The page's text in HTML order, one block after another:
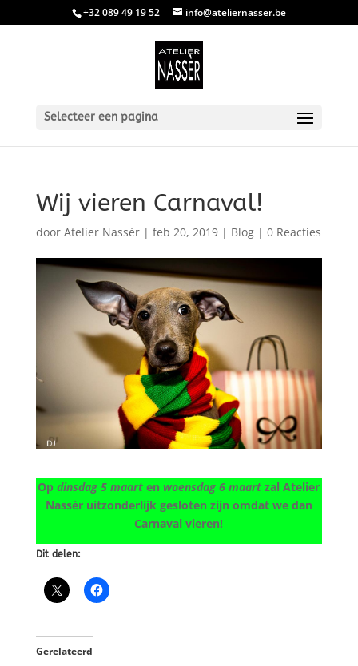
+32 089 49 19 52 info@ateliernasser.be
Selecteer een pagina
Wij vieren Carnaval!
door Atelier Nassér| feb 20, 2019| Blog| 0 Reacties
Opdinsdag 5 maart en woensdag 6 maart zal Atelier
Nassèr uitzonderlijk gesloten zijn omdat we dan
Carnaval vieren!
Dit delen:
Gerelateerd